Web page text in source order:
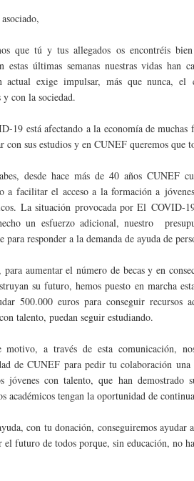
que tú y tus allegados os encontréis
estas últimas semanas nuestras vidas han
actual exige impulsar, más que nunca,
y con la sociedad.
19 está afectando a la economía de
con sus estudios y en CUNEF queremos que
desde hace más de 40 años CUNEF
a facilitar el acceso a la formación a
La situación provocada por El COVID-
un esfuerzo adicional, nuestro
para responder a la demanda de ayuda de
aumentar el número de becas y en
su futuro, hemos puesto en marcha
500.000 euros para conseguir
talento, puedan seguir estudiando.
motivo, a través de esta comunicación,
de CUNEF para pedir tu colaboración
jóvenes con talento, que han demostrado
académicos tengan la oportunidad de
con tu donación, conseguiremos ayudar
el futuro de todos porque, sin educación, no